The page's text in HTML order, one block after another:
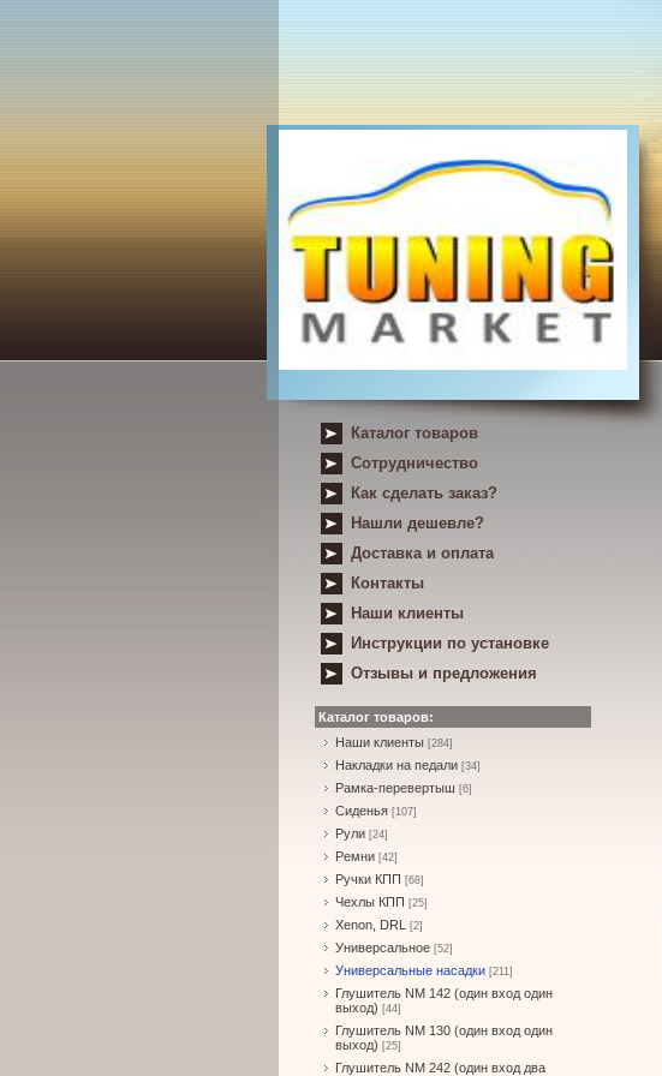
Каталог товаров
Сотрудничество
Как сделать заказ?
Нашли дешевле?
Доставка и оплата
Контакты
Наши клиенты
Инструкции по установке
Отзывы и предложения
Каталог товаров:
Наши клиенты [284]
Накладки на педали [34]
Рамка-перевертыш [6]
Сиденья [107]
Рули [24]
Ремни [42]
Ручки КПП [68]
Чехлы КПП [25]
Xenon, DRL [2]
Универсальное [52]
Универсальные насадки [211]
Глушитель NM 142 (один вход один
выход) [44]
Глушитель NM 130 (один вход один
выход) [25]
Глушитель NM 242 (один вход два